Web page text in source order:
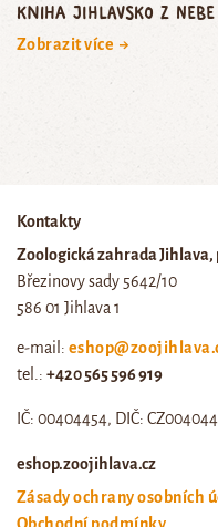
Kniha Jihlavsko z nebe
Zobrazit více →
Kontakty
Zoologická zahrada
Březinovy sady 5642/10
586 01 Jihlava 1
e-mail:
tel.: +420 565 596 919
IČ: 00404454, DIČ:
eshop.zoojihlava.cz
Zásady ochrany osobních